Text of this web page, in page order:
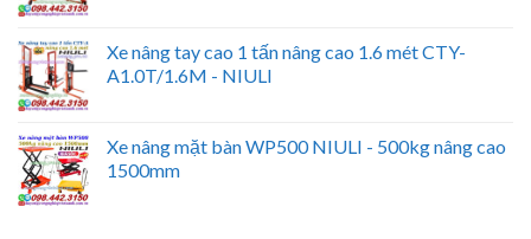
Xe nâng tay cao 1 tấn nâng cao 1.6 mét CTY-
A1.0T/1.6M - NIULI
Xe nâng mặt bàn WP500 NIULI - 500kg nâng cao
1500mm